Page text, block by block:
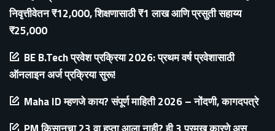
निवृत्तीवेतन ₹12,000, शिक्षणासाठी ₹1 लाख आणि प्रसुती सहाय्य
₹25,000
BE B.Tech प्रवेश प्रक्रिया 2026: प्रथम वर्ष प्रवेशासाठी
ऑनलाइन अर्ज प्रक्रिया सुरू!
Maha ID म्हणजे काय? संपूर्ण माहिती 2026 – नोंदणी, कागदपत्रे